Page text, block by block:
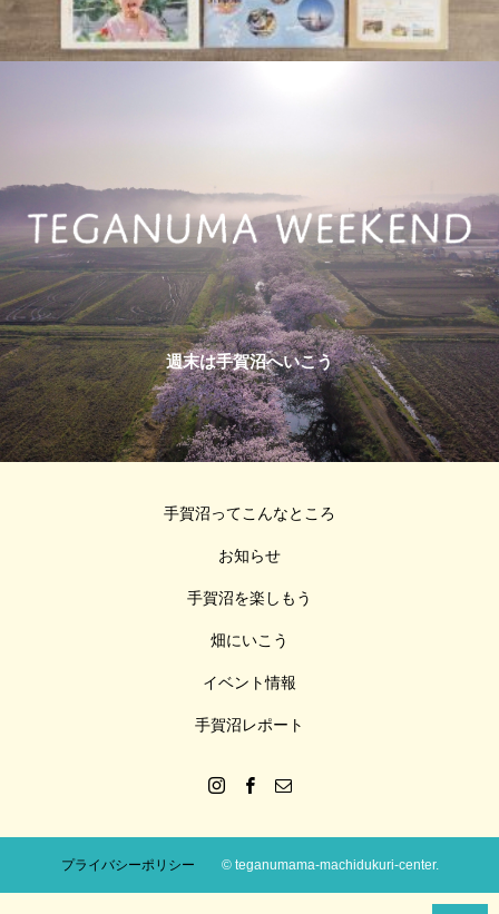
週末は手賀沼へいこう
手賀沼ってこんなところ
お知らせ
手賀沼を楽しもう
畑にいこう
イベント情報
手賀沼レポート
プライバシーポリシー © teganumama-machidukuri-center.